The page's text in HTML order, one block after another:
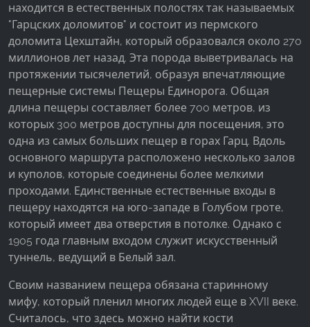
находится в естественных полостях так называемых
"Гарцских доломитов" и состоит из пермского
доломита Цехштайн, который образовался около 270
миллионов лет назад. Эта порода выветривалась на
протяжении тысячелетий, образуя впечатляющие
пещерные системы Пещеры Единорога. Общая
длина пещеры составляет более 700 метров, из
которых 300 метров доступны для посещения, это
одна из самых больших пещер в горах Гарц. Вдоль
основного маршрута расположено несколько залов
и куполов, которые соединены более мелкими
проходами. Единственные естественные входы в
пещеру находятся на юго-западе в Голубом гроте,
который имеет два отверстия в потолке. Однако с
1905 года главным входом служит искусственный
туннель, ведущий в Белый зал.
Своим названием пещера обязана старинному
мифу, который пленил многих людей еще в XVII веке.
Считалось, что здесь можно найти кости